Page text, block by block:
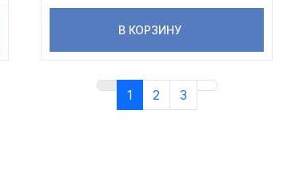
В КОРЗИНУ
1 2 3